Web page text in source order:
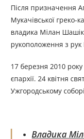
Після призначення
Мукачівської греко-
владика Мілан
рукоположення з рук
17 березня 2010
єпархії. 24 квітня
Ужгородському
Владика